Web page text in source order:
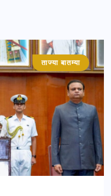
महाराष्ट्र
ताज्या बातम्या